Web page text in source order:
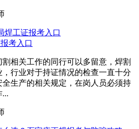
考入口
相关工作的同行可以多留意，焊割
，行业对于持证情况的检查一直十分
全生产的相关规定，在岗人员必须持
...